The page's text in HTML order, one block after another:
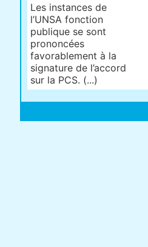
Les instances de
l’UNSA fonction
publique se sont
prononcées
favorablement à la
signature de l’accord
sur la PCS. (...)